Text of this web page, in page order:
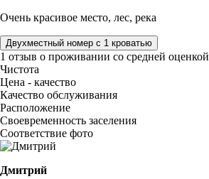
Очень красивое место, лес, река
Двухместный номер с 1 кроватью
1 отзыв о проживании со средней оценкой
Чистота
Цена - качество
Качество обслуживания
Расположение
Своевременность заселения
Соответствие фото
Дмитрий